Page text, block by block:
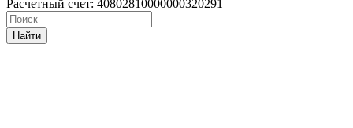
Расчетный счет: 40802810000000320291
Найти